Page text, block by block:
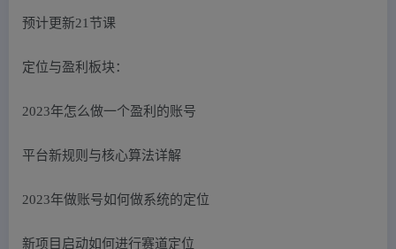
预计更新21节课
定位与盈利板块：
2023年怎么做一个盈利的账号
平台新规则与核心算法详解
2023年做账号如何做系统的定位
新项目启动如何进行赛道定位